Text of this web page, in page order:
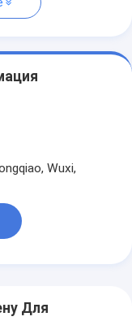
Wuxi,
Для